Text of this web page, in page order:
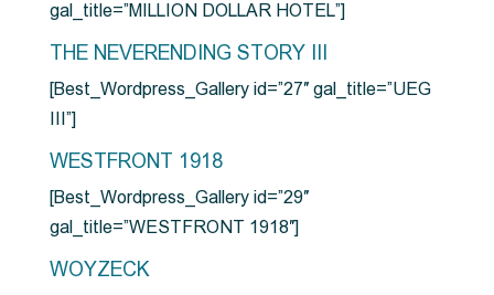
gal_title=”MILLION DOLLAR HOTEL”]
THE NEVERENDING STORY III
[Best_Wordpress_Gallery id=”27″ gal_title=”UEG
III”]
WESTFRONT 1918
[Best_Wordpress_Gallery id=”29″
gal_title=”WESTFRONT 1918″]
WOYZECK